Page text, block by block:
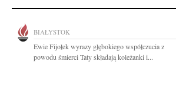
BIAŁYSTOK
Ewie Fijołek wyrazy głębokiego współczucia z
powodu śmierci Taty składają koleżanki i...